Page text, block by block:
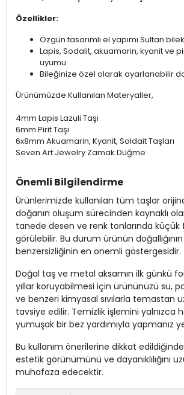
Özellikler:
Özgün tasarımlı el yapımı Sultan
Lapis, Sodalit, akuamarin, kyanit ve
uyumu
Bileğinize özel olarak ayarlanabilir
Ürünümüzde Kullanılan Materyaller,
4mm Lapis Lazuli Taşı
6mm Pirit Taşı
6x8mm Akuamarin, Kyanit, Soldait Taşları
Seven Art Jewelry Zamak Düğme
Önemli Bilgilendirme
Ürünlerimizde kullanılan tüm taşlar
doğanın oluşum sürecinden kaynaklı
tanede desen ve renk tonlarında küçük
görülebilir. Bu durum ürünün
benzersizliğinin en önemli göstergesidir.
Doğal taş ve metal aksamın ilk günkü
yıllar koruyabilmesi için ürününüzü su,
ve benzeri kimyasal sıvılarla temastan
tavsiye edilir. Temizlik işlemini yalnızca
yumuşak bir bez yardımıyla yapmanız
Bu kullanım önerilerine dikkat
estetik görünümünü ve dayanıklılığını
muhafaza edecektir.